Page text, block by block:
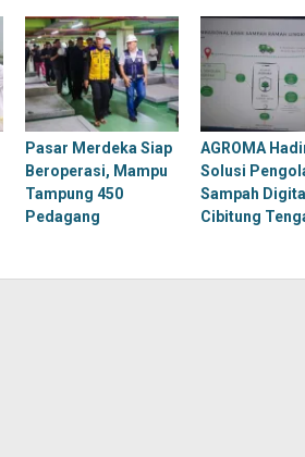
Pasar Merdeka Siap
Beroperasi, Mampu
Tampung 450
Pedagang
AGROMA
Solusi
Sampah
Cibitung